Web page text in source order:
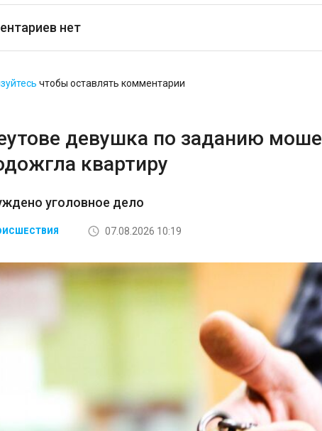
нет
чтобы оставлять комментарии
девушка по заданию
квартиру
уголовное дело
07.08.2026 10:19